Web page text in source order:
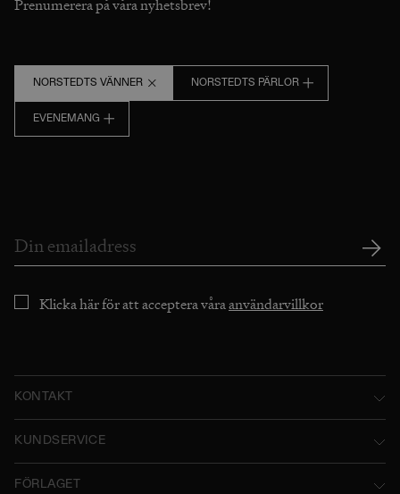
Prenumerera på våra nyhetsbrev!
NORSTEDTS VÄNNER NORSTEDTS PÄRLOR
EVENEMANG
Klicka här för att acceptera våraanvändarvillkor
KONTAKT
P.O. Box 2052
KUNDSERVICE
FÖRLAGET